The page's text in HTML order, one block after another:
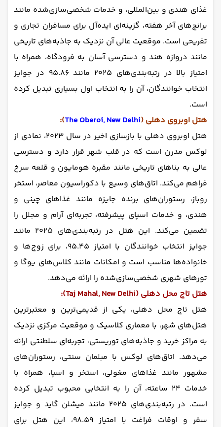
غذای هندی و بین‌المللی، و خدمات شخصی‌سازی‌شده مانند
برانچ‌های آخر هفته، گزینه‌ای ایده‌آل برای مسافران تجاری و
تفریحی است. موقعیت عالی آن نزدیک به جاذبه‌های تاریخی
مانند دروازه هند و دسترسی آسان به فرودگاه، همراه با
امتیاز بالا در رتبه‌بندی‌های ۲۰۲۵ مانند ۹۵.۸۶ در جوایز
انتخاب خوانندگان، آن را به انتخاب اول بسیاری تبدیل کرده
است.
هتل اوبروی دهلی (The Oberoi, New Delhi
):
هتل اوبروی دهلی با بازسازی اخیر در سال ۲۰۲۳، نمادی از
لوکس مدرن است که در قلب شهر قرار دارد و دسترسی
عالی به بناهای تاریخی مانند مقبره هومایون و قلعه سرخ
فراهم می‌کند. اتاق‌های وسیع با دکوراسیون معاصر، استخر
روباز، رستوران‌های برنده جایزه مانند غذاهای چینی و
هندی، و خدمات اسپای پیشرفته، تجربه‌ای آرام و مجلل را
تضمین می‌کند. این هتل در رتبه‌بندی‌های ۲۰۲۵ مانند
جوایز انتخاب خوانندگان با امتیاز ۹۵.۴۵، برای زوج‌ها و
خانواده‌ها مناسب است و امکانات مانند کلاس‌های یوگا و
تورهای شهری شخصی‌سازی‌شده را ارائه می‌دهد.
هتل تاج محل دهلی (Taj Mahal, New Delhi):
هتل تاج محل دهلی، یکی از قدیمی‌ترین و معتبرترین
هتل‌های شهر، با معماری کلاسیک و موقعیت مرکزی نزدیک
به مراکز خرید و جاذبه‌های توریستی، تجربه‌ای سلطنتی ارائه
می‌دهد. اتاق‌های لوکس با مبلمان سنتی، رستوران‌های
مشهور مانند غذاهای مغولی، استخر و اسپا، همراه با
خدمات ۲۴ ساعته، آن را به انتخابی محبوب تبدیل کرده
است. در رتبه‌بندی‌های ۲۰۲۵ مانند میشلن گاید و جوایز
سفر و اوقات فراغت با امتیاز ۹۸.۵۹، این هتل برای